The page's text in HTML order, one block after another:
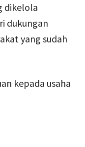
dikelola
dukungan
yang sudah
kepada usaha